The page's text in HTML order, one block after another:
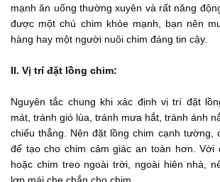
mạnh ăn uống thường xuyên và rất năng
được một chú chim khỏe mạnh, bạn nên
hàng hay một người nuôi chim đáng tin cậy.
II. Vị trí đặt lồng chim:
Nguyên tắc chung khi xác định vị trí đặt
mát, tránh gió lùa, tránh mưa hắt, tránh ánh
chiếu thẳng. Nên đặt lồng chim cạnh tường,
để tạo cho chim cảm giác an toàn hơn. Với
hoặc chim treo ngoài trời, ngoài hiên nhà,